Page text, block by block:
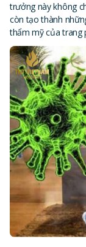
trưởng này không
còn tạo thành
thẩm mỹ của trang